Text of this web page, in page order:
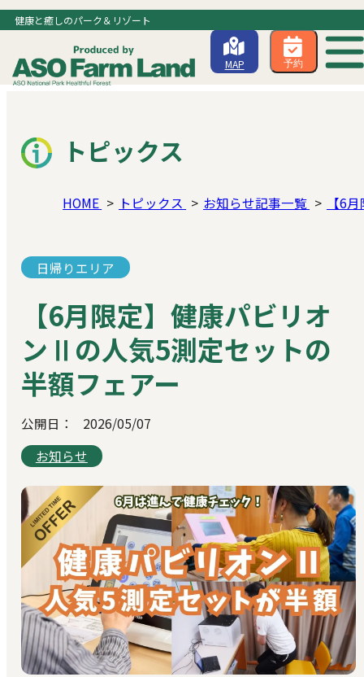
健康と癒しのパーク＆リゾート
MAP 予約
トピックス
HOME トピックス お知らせ記事一覧 【6
日帰りエリア
【6月限定】健康パビリオ
ンⅡの人気5測定セットの
半額フェアー
公開日：
2026/05/07
お知らせ